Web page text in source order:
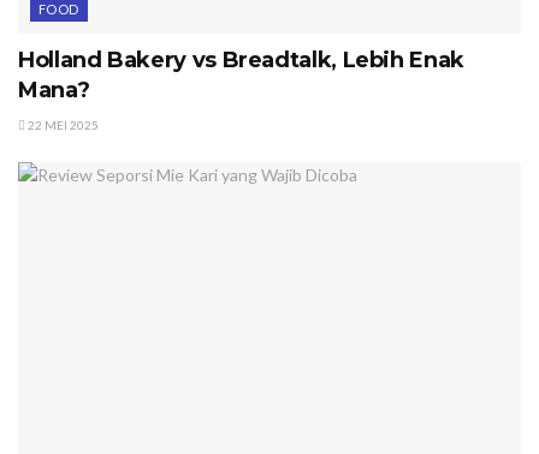
FOOD
Holland Bakery vs Breadtalk, Lebih Enak
Mana?
22 MEI 2025